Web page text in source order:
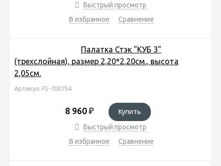
Быстрый просмотр
В избранное
Сравнение
Палатка Стэк "КУБ 3"
(трехслойная), размер 2,20*2,20см., высота
2,05см.
Артикул: FS-700754
8 960 ₽
Купить
Быстрый просмотр
В избранное
Сравнение